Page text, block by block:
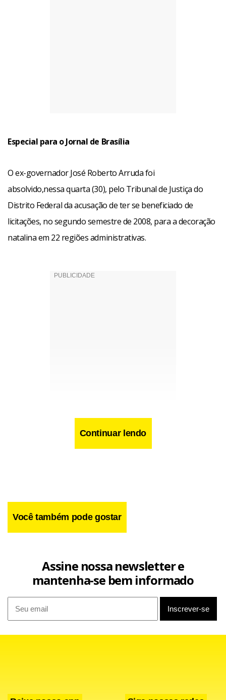
Especial para o Jornal de Brasília
O ex-governador José Roberto Arruda foi
absolvido,nessa quarta (30), pelo Tribunal de Justiça do
Distrito Federal da acusação de ter se beneficiado de
licitações, no segundo semestre de 2008, para a decoração
natalina em 22 regiões administrativas.
Irio Depieri e Geovani Rosa Ribeiro, ex-coordenadores de
Três parentes do ex-deputado distrital Benedito
Domingos, à época administrador regional de Taguatinga,
não tiveram o mesmo destino e acabaram condenados
Continuar lendo
Você também pode gostar
Assine nossa newsletter e
mantenha-se bem informado